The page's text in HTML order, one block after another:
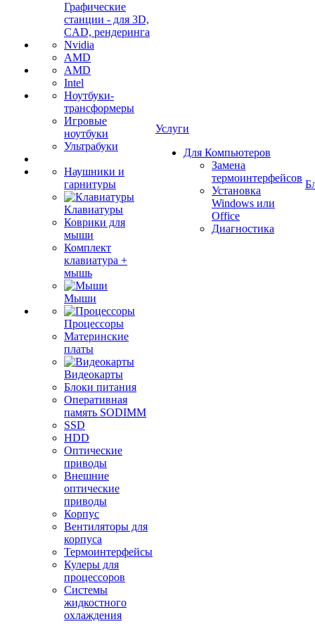
Графические
станции - для 3D,
CAD, рендеринга
Nvidia
AMD
AMD
Intel
Ноутбуки-
трансформеры
Игровые
ноутбуки
Ультрабуки
Наушники и
гарнитуры
Клавиатуры
Коврики для
мыши
Комплект
клавиатура +
мышь
Мыши
Процессоры
Материнские
платы
Видеокарты
Блоки питания
Оперативная
память SODIMM
SSD
HDD
Оптические
приводы
Внешние
оптические
приводы
Корпус
Вентиляторы для
корпуса
Термоинтерфейсы
Кулеры для
процессоров
Системы
жидкостного
охлаждения
Услуги
Для Компьютеров
Замена
термоинтерфейсов
Установка
Windows или
Office
Диагностика